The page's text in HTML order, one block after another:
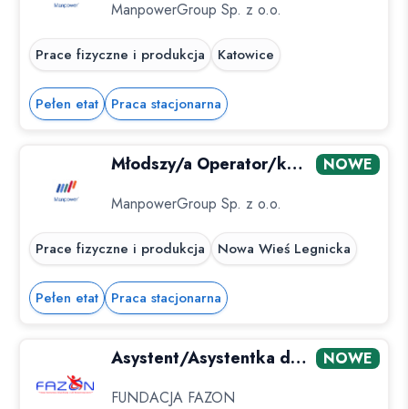
ManpowerGroup Sp. z o.o.
Prace fizyczne i produkcja Katowice
Pełen etat Praca stacjonarna
Młodszy/a Operator/ka Maszyn - Nowa Wieś...
NOWE
ManpowerGroup Sp. z o.o.
Prace fizyczne i produkcja Nowa Wieś Legnicka
Pełen etat Praca stacjonarna
Asystent/Asystentka ds. Rekrutacji - staż
NOWE
FUNDACJA FAZON